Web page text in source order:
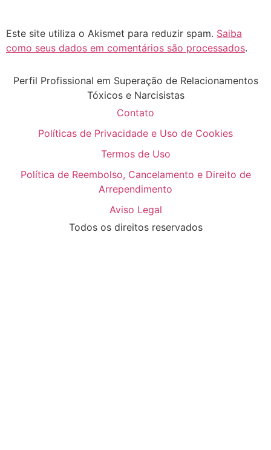
Este site utiliza o Akismet para reduzir spam. Saiba
como seus dados em comentários são processados.
Perfil Profissional em Superação de Relacionamentos
Tóxicos e Narcisistas
Contato
Políticas de Privacidade e Uso de Cookies
Termos de Uso
Política de Reembolso, Cancelamento e Direito de
Arrependimento
Aviso Legal
Todos os direitos reservados